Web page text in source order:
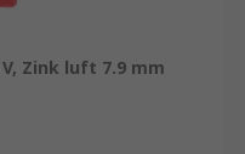
Zink luft 7.9 mm